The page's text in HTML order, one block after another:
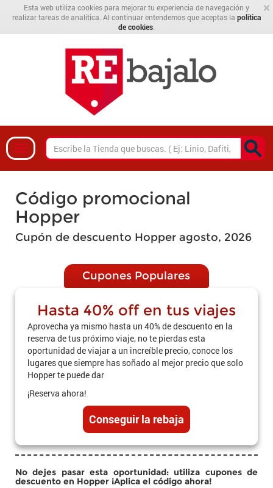
×
Esta web utiliza cookies para mejorar tu experiencia de navegación y
realizar tareas de analítica. Al continuar entendemos que aceptas la política
de cookies
Código promocional
Hopper
Cupón de descuento Hopper agosto, 2026
Cupones Populares
Hasta 40% off en tus viajes
Aprovecha ya mismo hasta un 40% de descuento en la
reserva de tus próximo viaje, no te pierdas esta
oportunidad de viajar a un increíble precio, conoce los
lugares que siempre has soñado al mejor precio que solo
Hopper te puede dar
¡Reserva ahora!
Conseguir la rebaja
No dejes pasar esta oportunidad: utiliza cupones de
descuento en Hopper ¡Aplica el código ahora!